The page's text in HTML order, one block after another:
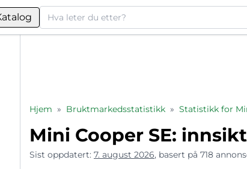
Søk
Hjem » Bruktmarkedsstatistikk » Statistikk for
Mini Cooper SE:
Sist oppdatert: 7. august 2026, basert på 718